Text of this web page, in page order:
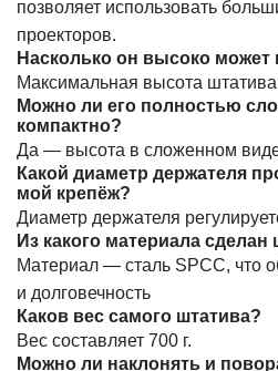
позволяет использовать
проекторов.
Насколько он высоко может
Максимальная высота
Можно ли его полностью
компактно?
Да — высота в сложенном виде
Какой диаметр держателя
мой крепёж?
Диаметр держателя
Из какого материала сделан
Материал — сталь SPCC, что
и долговечность
Каков вес самого штатива?
Вес составляет 700 г.
Можно ли наклонять и